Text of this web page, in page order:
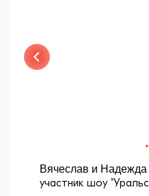
Вячеслав и
участник шоу